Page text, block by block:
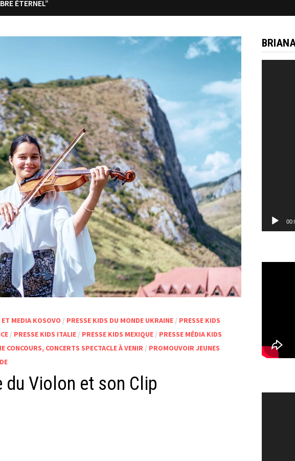
ÉTERNEL”
ET MEDIA KOSOVO / PRESSE KIDS DU MONDE UKRAINE / PRESSE KIDS
/ PRESSE KIDS ITALIE / PRESSE KIDS MEXIQUE / PRESSE MÉDIA KIDS
CONCOURS, CONCERTS SPECTACLE À VENIR / PROMOUVOIR JEUNES
du Violon et son Clip